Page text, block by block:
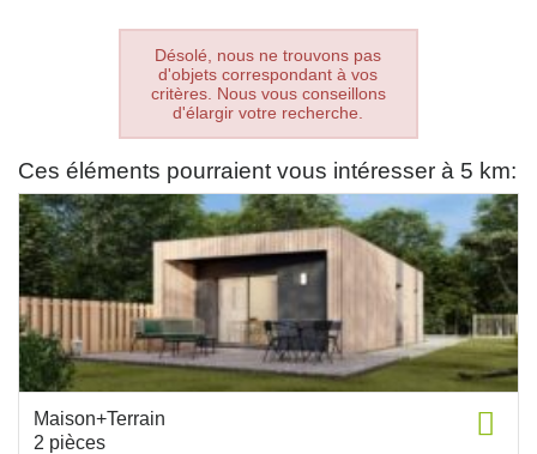
Désolé, nous ne trouvons pas
d'objets correspondant à vos
critères. Nous vous conseillons
d'élargir votre recherche.
Ces éléments pourraient vous intéresser à 5 km:
Maison+Terrain
2 pièces